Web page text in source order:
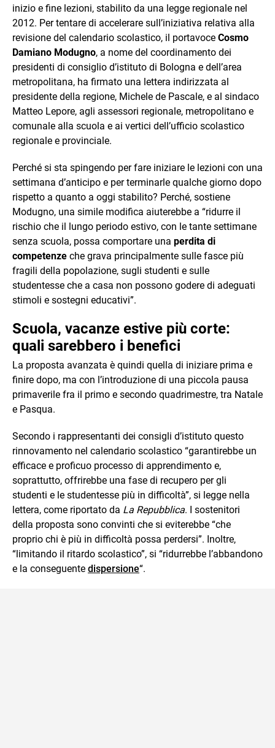
inizio e fine lezioni, stabilito da una legge regionale nel
2012. Per tentare di accelerare sull’iniziativa relativa alla
revisione del calendario scolastico, il portavoce Cosmo
Damiano Modugno, a nome del coordinamento dei
presidenti di consiglio d’istituto di Bologna e dell’area
metropolitana, ha firmato una lettera indirizzata al
presidente della regione, Michele de Pascale, e al sindaco
Matteo Lepore, agli assessori regionale, metropolitano e
comunale alla scuola e ai vertici dell’ufficio scolastico
regionale e provinciale.
Perché si sta spingendo per fare iniziare le lezioni con una
settimana d’anticipo e per terminarle qualche giorno dopo
rispetto a quanto a oggi stabilito? Perché, sostiene
Modugno, una simile modifica aiuterebbe a “ridurre il
rischio che il lungo periodo estivo, con le tante settimane
senza scuola, possa comportare una perdita di
competenze che grava principalmente sulle fasce più
fragili della popolazione, sugli studenti e sulle
studentesse che a casa non possono godere di adeguati
stimoli e sostegni educativi”.
Scuola, vacanze estive più corte:
quali sarebbero i benefici
La proposta avanzata è quindi quella di iniziare prima e
finire dopo, ma con l’introduzione di una piccola pausa
primaverile fra il primo e secondo quadrimestre, tra Natale
e Pasqua.
Secondo i rappresentanti dei consigli d’istituto questo
rinnovamento nel calendario scolastico “garantirebbe un
efficace e proficuo processo di apprendimento e,
soprattutto, offrirebbe una fase di recupero per gli
studenti e le studentesse più in difficoltà”, si legge nella
lettera, come riportato da La Repubblica. I sostenitori
della proposta sono convinti che si eviterebbe “che
proprio chi è più in difficoltà possa perdersi”. Inoltre,
“limitando il ritardo scolastico”, si “ridurrebbe l’abbandono
e la conseguente dispersione“.